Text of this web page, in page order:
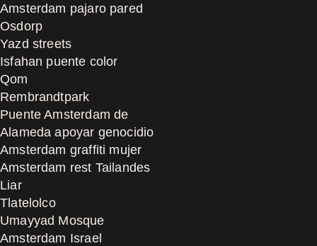
Amsterdam pajaro pared
Osdorp
Yazd streets
Isfahan puente color
Qom
Rembrandtpark
Puente Amsterdam de
Alameda apoyar genocidio
Amsterdam graffiti mujer
Amsterdam rest Tailandes
Liar
Tlatelolco
Umayyad Mosque
Amsterdam Israel